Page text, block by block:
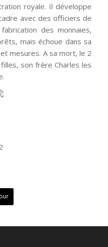
royale. Il développe
avec des officiers de
des monnaies,
mais échoue dans sa
mesures. A sa mort, le 2
son frère Charles les